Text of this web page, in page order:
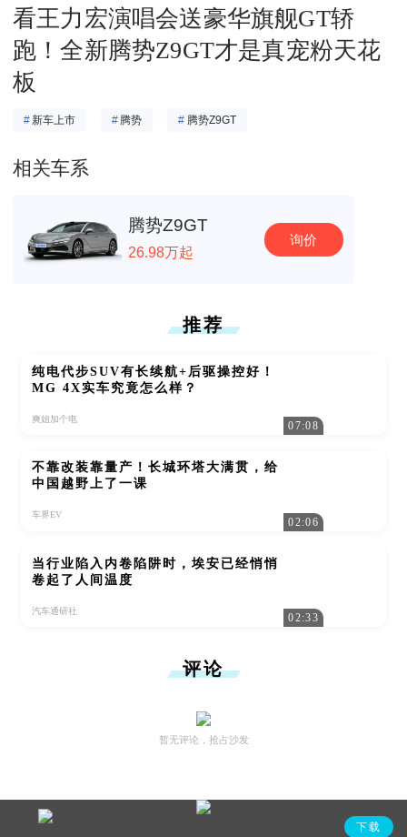
看王力宏演唱会送豪华旗舰GT轿
跑！全新腾势Z9GT才是真宠粉天花
板
#新车上市 # 腾势 # 腾势Z9GT
相关车系
腾势Z9GT
26.98万起
询价
推荐
纯电代步SUV有长续航+后驱操控好！
MG 4X实车究竟怎么样？
爽姐加个电
07:08
不靠改装靠量产！长城环塔大满贯，给
中国越野上了一课
车界EV
02:06
当行业陷入内卷陷阱时，埃安已经悄悄
卷起了人间温度
汽车通研社
02:33
评论
暂无评论，抢占沙发
下载